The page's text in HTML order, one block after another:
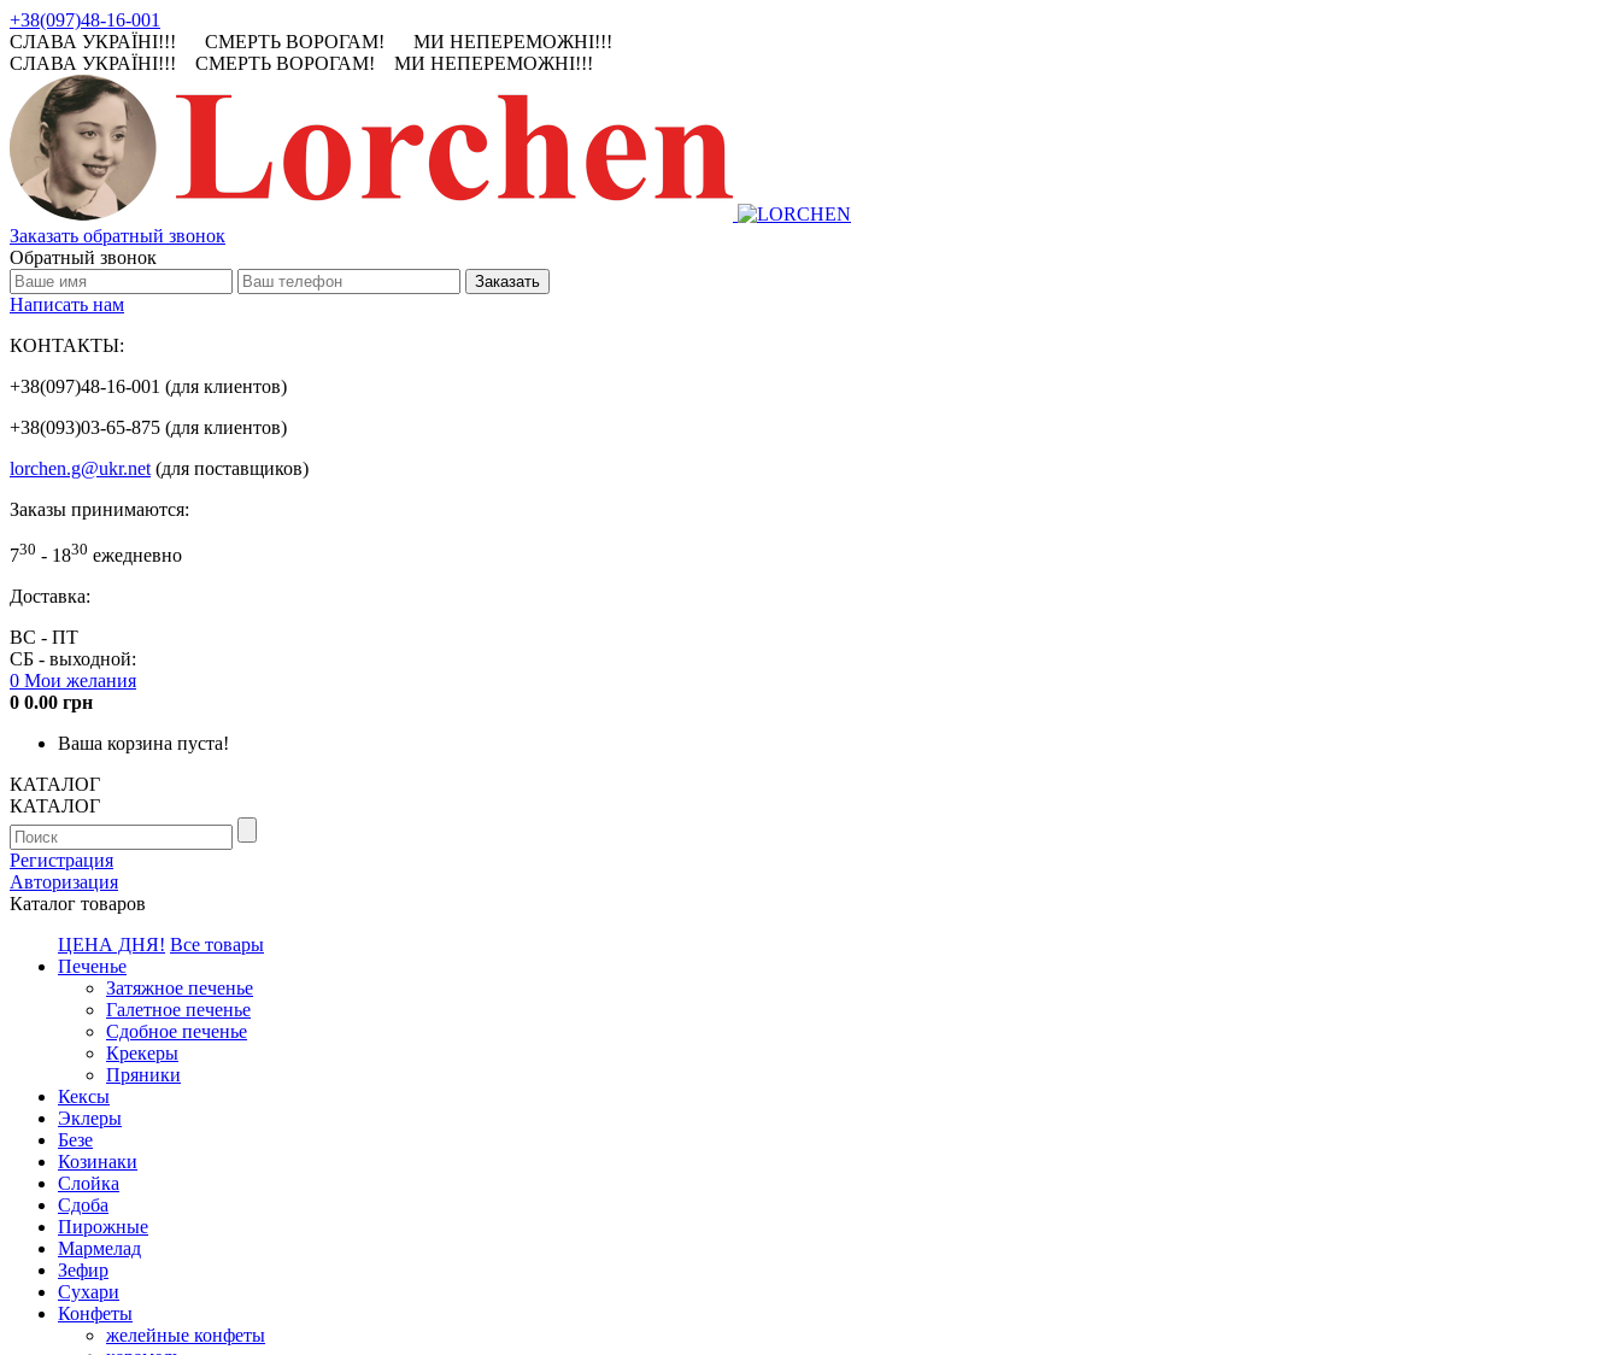
+38(097)48-16-001
СЛАВА УКРАЇНІ!!! СМЕРТЬ ВОРОГАМ! МИ НЕПЕРЕМОЖНІ!!!
СЛАВА УКРАЇНІ!!! СМЕРТЬ ВОРОГАМ! МИ НЕПЕРЕМОЖНІ!!!
Заказать обратный звонок
Обратный звонок
Написать нам
КОНТАКТЫ:
+38(097)48-16-001 (для клиентов)
+38(093)03-65-875 (для клиентов)
lorchen.g@ukr.net (для поставщиков)
Заказы принимаются:
730 - 1830 ежедневно
Доставка:
ВС - ПТ
СБ - выходной:
0 Мои желания
0 0.00 грн
Ваша корзина пуста!
КАТАЛОГ
КАТАЛОГ
Регистрация
Авторизация
Каталог товаров
ЦЕНА ДНЯ! Все товары
Печенье
Затяжное печенье
Галетное печенье
Сдобное печенье
Крекеры
Пряники
Кексы
Эклеры
Безе
Козинаки
Слойка
Сдоба
Пирожные
Мармелад
Зефир
Сухари
Конфеты
желейные конфеты